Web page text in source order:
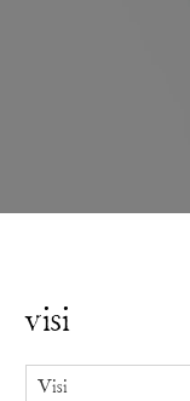
visi